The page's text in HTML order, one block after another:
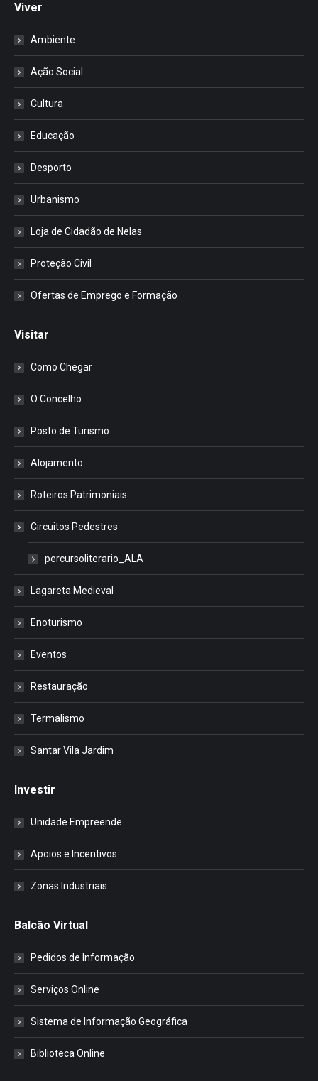
Viver
Ambiente
Ação Social
Cultura
Educação
Desporto
Urbanismo
Loja de Cidadão de Nelas
Proteção Civil
Ofertas de Emprego e Formação
Visitar
Como Chegar
O Concelho
Posto de Turismo
Alojamento
Roteiros Patrimoniais
Circuitos Pedestres
percursoliterario_ALA
Lagareta Medieval
Enoturismo
Eventos
Restauração
Termalismo
Santar Vila Jardim
Investir
Unidade Empreende
Apoios e Incentivos
Zonas Industriais
Balcão Virtual
Pedidos de Informação
Serviços Online
Sistema de Informação Geográfica
Biblioteca Online